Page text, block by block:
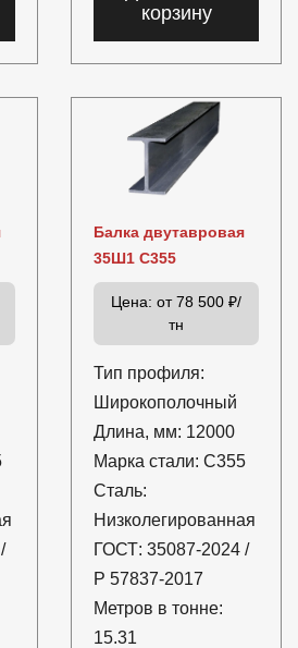
корзину
Балка двутавровая
35Ш1 С355
Цена: от 78 500 ₽/
тн
Тип профиля:
Широкополочный
Длина, мм: 12000
Марка стали: С355
Сталь:
Низколегированная
ГОСТ: 35087-2024 /
Р 57837-2017
Метров в тонне:
15.31